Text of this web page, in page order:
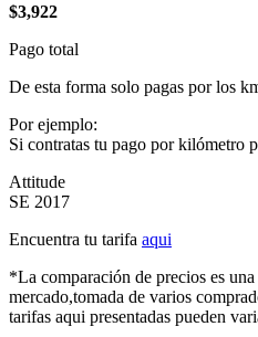
$3,922
Pago total
De esta forma solo pagas por los
Por ejemplo:
Si contratas tu pago por kilómetro
Attitude
SE 2017
Encuentra tu tarifa aqui
*La comparación de precios es
mercado,tomada de varios
tarifas aqui presentadas pueden